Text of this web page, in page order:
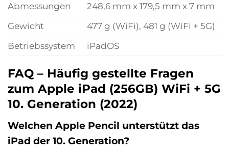
Abmessungen
248,6 mm x 179,5 mm x 7 mm
Gewicht
477 g (WiFi), 481 g (WiFi + 5G)
Betriebssystem
iPadOS
FAQ – Häufig gestellte Fragen
zum Apple iPad (256GB) WiFi + 5G
10. Generation (2022)
Welchen Apple Pencil unterstützt das
iPad der 10. Generation?